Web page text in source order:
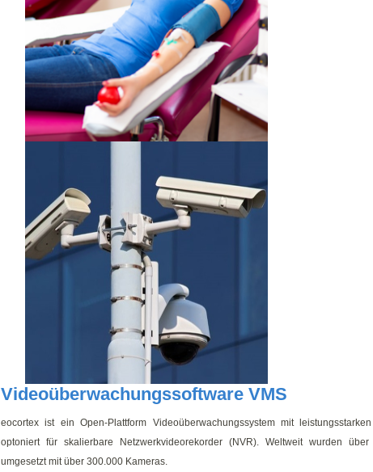
Videoüberwachungssoftware VMS
eocortex ist ein Open-Plattform Videoüberwachungssystem mit
optoniert für skalierbare Netzwerkvideorekorder (NVR). Weltweit wurden
umgesetzt mit über 300.000 Kameras.